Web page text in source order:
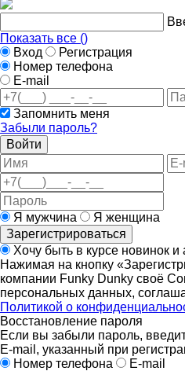
Показать все ()
Вход
Регистрация
Номер телефона
E-mail
Запомнить меня
Забыли пароль?
Войти
Я мужчина
Я женщина
Зарегистрироваться
Хочу быть в курсе новинок и
Нажимая на кнопку
компании Funky Dunky своё
персональных данных,
Политикой о
Восстановление пароля
Если вы забыли пароль,
E-mail, указанный при
Номер телефона
E-mail